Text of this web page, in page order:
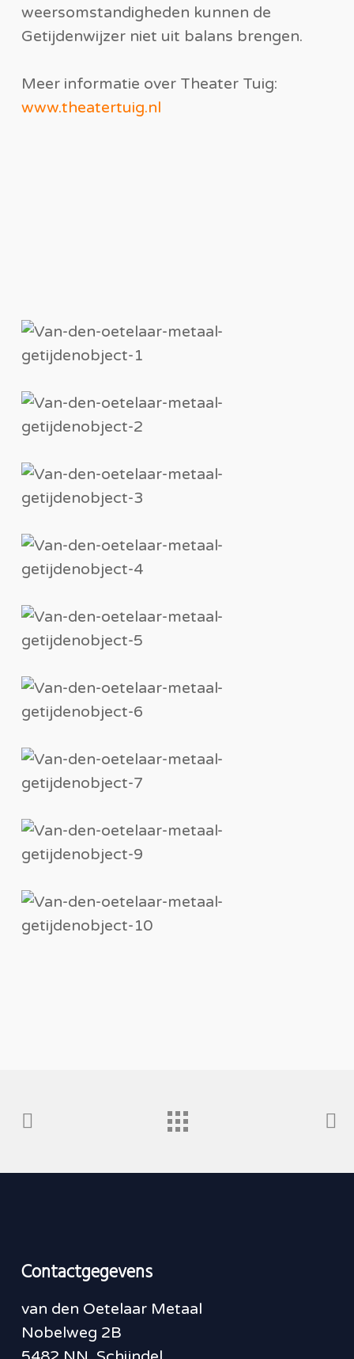
weersomstandigheden kunnen de
Getijdenwijzer niet uit balans brengen.
Meer informatie over Theater Tuig:
www.theatertuig.nl
Contactgegevens
van den Oetelaar Metaal
Nobelweg 2B